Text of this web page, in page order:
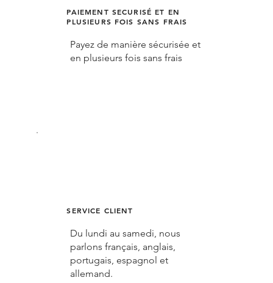
PAIEMENT SECURISÉ ET EN
PLUSIEURS FOIS SANS FRAIS
Payez de manière sécurisée et
en plusieurs fois sans frais
SERVICE CLIENT
Du lundi au samedi, nous
parlons français, anglais,
portugais, espagnol et
allemand.